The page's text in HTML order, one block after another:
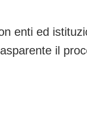
enti ed
il